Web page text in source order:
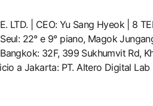
LTD. | CEO: Yu Sang Hyeok | 8
22° e 9° piano, Magok
32F, 399 Sukhumvit Rd,
a Jakarta: PT. Altero Digital